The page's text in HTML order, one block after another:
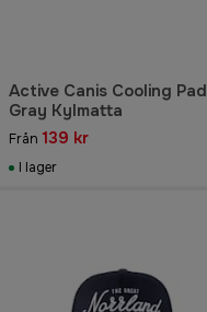
Active Canis Cooling Pad
Gray Kylmatta
Från 139 kr
I lager